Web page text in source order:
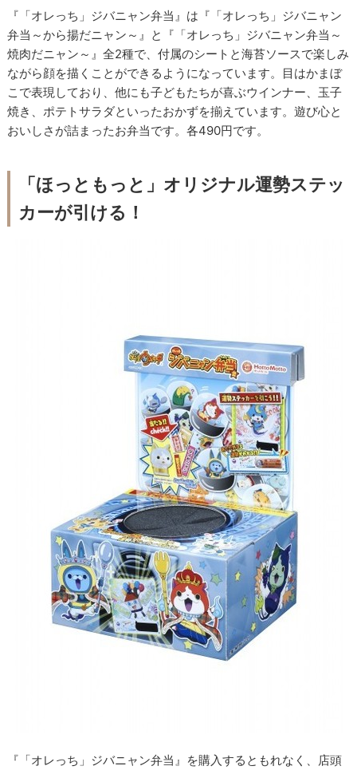
『「オレっち」ジバニャン弁当』は『「オレっち」ジバニャン
弁当～から揚だニャン～』と『「オレっち」ジバニャン弁当～
焼肉だニャン～』全2種で、付属のシートと海苔ソースで楽しみ
ながら顔を描くことができるようになっています。目はかまぼ
こで表現しており、他にも子どもたちが喜ぶウインナー、玉子
焼き、ポテトサラダといったおかずを揃えています。遊び心と
おいしさが詰まったお弁当です。各490円です。
「ほっともっと」オリジナル運勢ステッ
カーが引ける！
『「オレっち」ジバニャン弁当』を購入するともれなく、店頭